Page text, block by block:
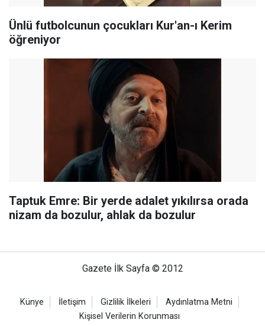
Ünlü futbolcunun çocukları Kur'an-ı Kerim
öğreniyor
Taptuk Emre: Bir yerde adalet yıkılırsa orada
nizam da bozulur, ahlak da bozulur
Gazete İlk Sayfa © 2012
Künye İletişim Gizlilik İlkeleri
Aydınlatma Metni
Kişisel Verilerin Korunması